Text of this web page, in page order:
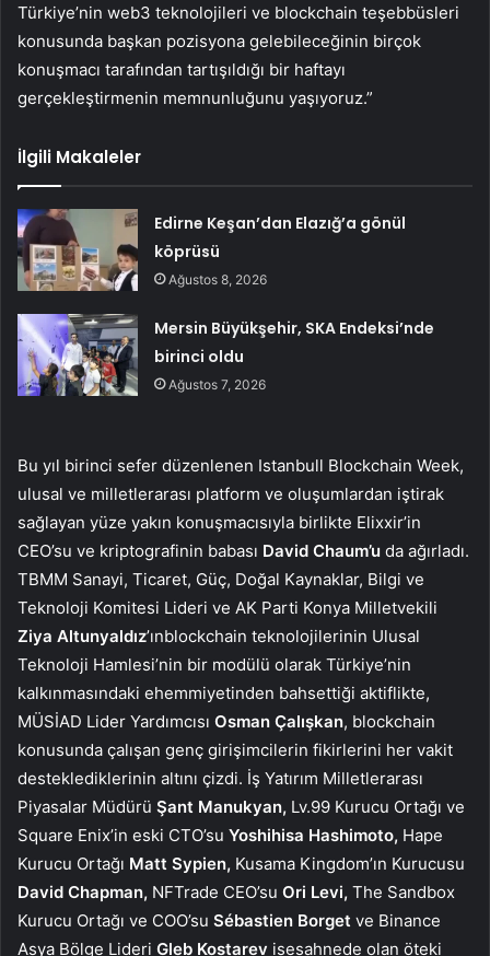
Türkiye’nin web3 teknolojileri ve blockchain teşebbüsleri
konusunda başkan pozisyona gelebileceğinin birçok
konuşmacı tarafından tartışıldığı bir haftayı
gerçekleştirmenin memnunluğunu yaşıyoruz.”
İlgili Makaleler
Edirne Keşan’dan Elazığ’a gönül
köprüsü
Ağustos 8, 2026
Mersin Büyükşehir, SKA Endeksi’nde
birinci oldu
Ağustos 7, 2026
Bu yıl birinci sefer düzenlenen Istanbull Blockchain Week,
ulusal ve milletlerarası platform ve oluşumlardan iştirak
sağlayan yüze yakın konuşmacısıyla birlikte Elixxir’in
CEO’su ve kriptografinin babası David Chaum’u da ağırladı.
TBMM Sanayi, Ticaret, Güç, Doğal Kaynaklar, Bilgi ve
Teknoloji Komitesi Lideri ve AK Parti Konya Milletvekili
Ziya Altunyaldız’ınblockchain teknolojilerinin Ulusal
Teknoloji Hamlesi’nin bir modülü olarak Türkiye’nin
kalkınmasındaki ehemmiyetinden bahsettiği aktiflikte,
MÜSİAD Lider Yardımcısı Osman Çalışkan, blockchain
konusunda çalışan genç girişimcilerin fikirlerini her vakit
desteklediklerinin altını çizdi. İş Yatırım Milletlerarası
Piyasalar Müdürü Şant Manukyan, Lv.99 Kurucu Ortağı ve
Square Enix’in eski CTO’su Yoshihisa Hashimoto, Hape
Kurucu Ortağı Matt Sypien, Kusama Kingdom’ın Kurucusu
David Chapman, NFTrade CEO’su Ori Levi, The Sandbox
Kurucu Ortağı ve COO’su Sébastien Borget ve Binance
Asya Bölge Lideri Gleb Kostarev isesahnede olan öteki